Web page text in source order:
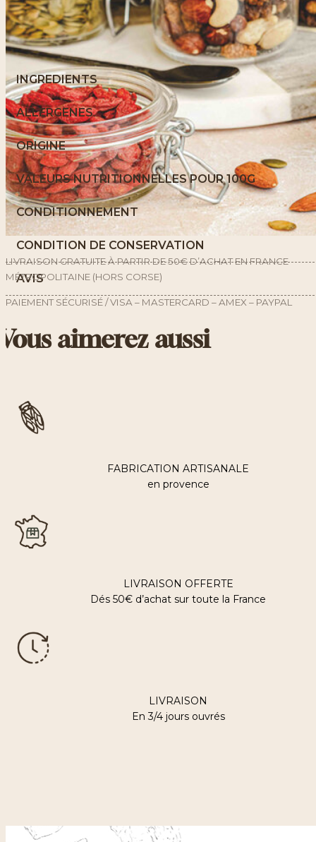
INGREDIENTS
ALLERGENES
ORIGINE
VALEURS NUTRITIONNELLES POUR 100G
CONDITIONNEMENT
CONDITION DE CONSERVATION
AVIS
LIVRAISON GRATUITE À PARTIR DE 50€ D’ACHAT EN FRANCE
MÉTROPOLITAINE (HORS CORSE)
PAIEMENT SÉCURISÉ / VISA – MASTERCARD – AMEX – PAYPAL
aimerez aussi
FABRICATION ARTISANALE
en provence
LIVRAISON OFFERTE
Dés 50€ d’achat sur toute la France
LIVRAISON
En 3/4 jours ouvrés